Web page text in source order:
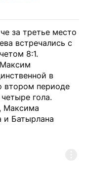
за третье место
встречались с
8:1.
в
втором периоде
гола.
Максима
и Батырлана